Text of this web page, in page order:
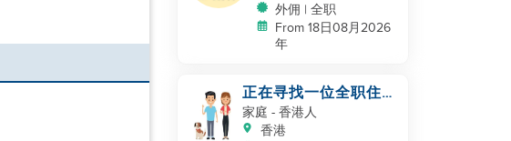
外佣 | 全职
From 18日08月2026
年
正在寻找一位全职住家
帮手，为我的家人和狗
狗服务
家庭 - 香港人
香港